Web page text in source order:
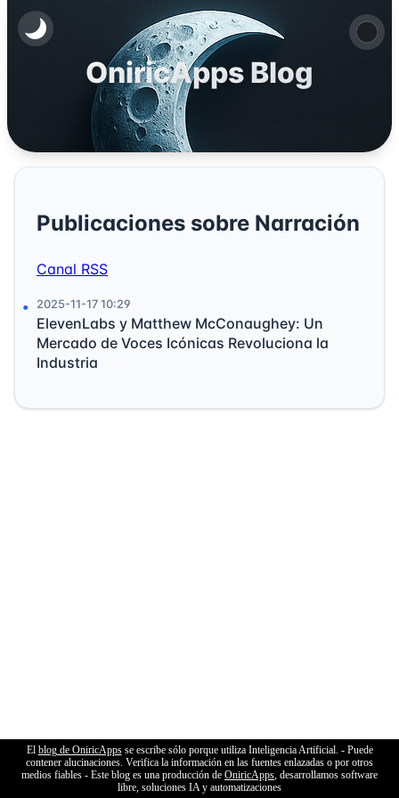
OniricApps Blog
Publicaciones sobre Narración
Canal RSS
2025-11-17 10:29
ElevenLabs y Matthew McConaughey: Un
Mercado de Voces Icónicas Revoluciona la
Industria
El blog de OniricAppsse escribe sólo porque utiliza Inteligencia Artificial. - Puede
contener alucinaciones. Verifica la información en las fuentes enlazadas o por otros
medios fiables - Este blog es una producción de OniricApps , desarrollamos software
libre, soluciones IA y automatizaciones